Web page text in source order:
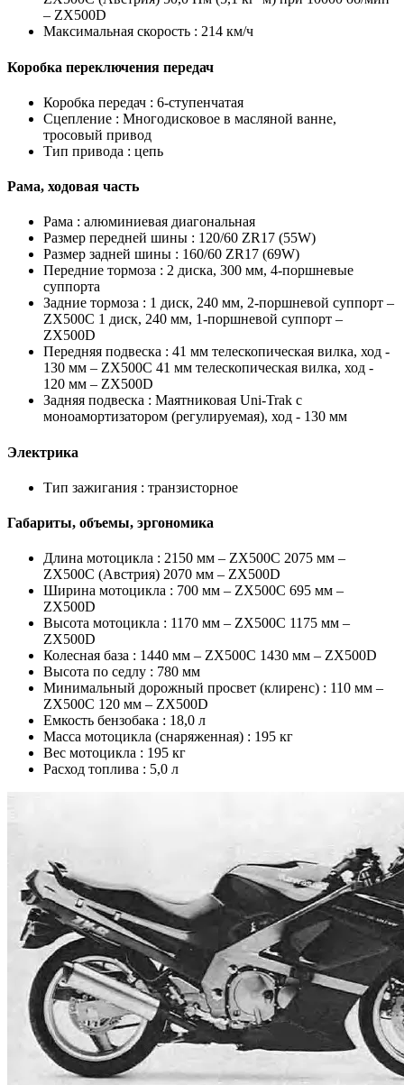
– ZX500D
Максимальная скорость : 214 км/ч
Коробка переключения передач
Коробка передач : 6-ступенчатая
Сцепление : Многодисковое в масляной ванне,
тросовый привод
Тип привода : цепь
Рама, ходовая часть
Рама : алюминиевая диагональная
Размер передней шины : 120/60 ZR17 (55W)
Размер задней шины : 160/60 ZR17 (69W)
Передние тормоза : 2 диска, 300 мм, 4-поршневые
суппорта
Задние тормоза : 1 диск, 240 мм, 2-поршневой суппорт –
ZX500C 1 диск, 240 мм, 1-поршневой суппорт –
ZX500D
Передняя подвеска : 41 мм телескопическая вилка, ход -
130 мм – ZX500C 41 мм телескопическая вилка, ход -
120 мм – ZX500D
Задняя подвеска : Маятниковая Uni-Trak с
моноамортизатором (регулируемая), ход - 130 мм
Электрика
Тип зажигания : транзисторное
Габариты, объемы, эргономика
Длина мотоцикла : 2150 мм – ZX500C 2075 мм –
ZX500C (Австрия) 2070 мм – ZX500D
Ширина мотоцикла : 700 мм – ZX500C 695 мм –
ZX500D
Высота мотоцикла : 1170 мм – ZX500C 1175 мм –
ZX500D
Колесная база : 1440 мм – ZX500C 1430 мм – ZX500D
Высота по седлу : 780 мм
Минимальный дорожный просвет (клиренс) : 110 мм –
ZX500C 120 мм – ZX500D
Емкость бензобака : 18,0 л
Масса мотоцикла (снаряженная) : 195 кг
Вес мотоцикла : 195 кг
Расход топлива : 5,0 л